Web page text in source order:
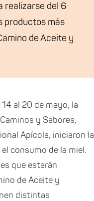
realizarse del 6
productos más
de Aceite y
al 20 de mayo, la
y Sabores,
Apícola, iniciaron la
consumo de la miel.
que estarán
de Aceite y
distintas